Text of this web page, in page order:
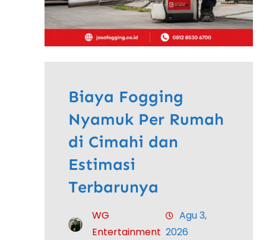
Biaya Fogging
Nyamuk Per Rumah
di Cimahi dan
Estimasi
Terbarunya
WG
Entertainment
Agu 3,
2026